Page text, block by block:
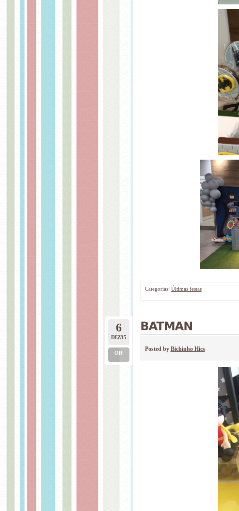
Categorias: Últimas festas
6
DEZ/15
Off
Posted by Bichinho Hics